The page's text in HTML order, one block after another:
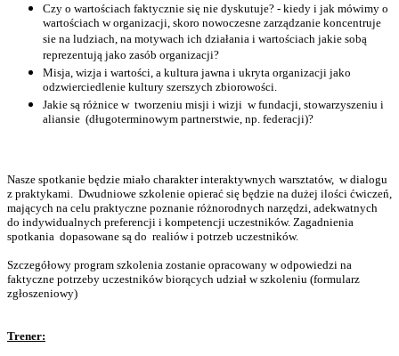
Czy o wartościach faktycznie się nie dyskutuje? - kiedy i jak mówimy o
wartościach w organizacji, skoro nowoczesne zarządzanie koncentruje
sie na ludziach, na motywach ich działania i wartościach jakie sobą
reprezentują jako zasób organizacji?
Misja, wizja i wartości, a kultura jawna i ukryta organizacji jako
odzwierciedlenie kultury szerszych zbiorowości.
Jakie są różnice w tworzeniu misji i wizji w fundacji, stowarzyszeniu i
aliansie (długoterminowym partnerstwie, np. federacji)?
Nasze spotkanie będzie miało charakter interaktywnych warsztatów, w dialogu
z praktykami. Dwudniowe szkolenie opierać się będzie na dużej ilości ćwiczeń,
mających na celu praktyczne poznanie różnorodnych narzędzi, adekwatnych
do indywidualnych preferencji i kompetencji uczestników. Zagadnienia
spotkania dopasowane są do realiów i potrzeb uczestników.
Szczegółowy program szkolenia zostanie opracowany w odpowiedzi na
faktyczne potrzeby uczestników biorących udział w szkoleniu (formularz
zgłoszeniowy)
Trener: